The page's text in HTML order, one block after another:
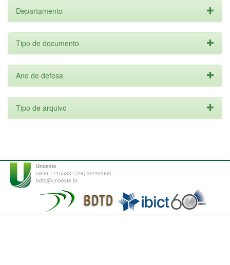
Departamento
Tipo de documento
Ano de defesa
Tipo de arquivo
Unoeste
0800 7715533 / (18) 32292003
bdtd@unoeste.br